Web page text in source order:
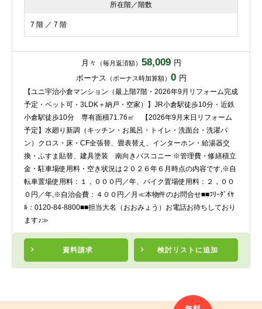
所在階／階数
7 階 ／ 7 階
月々 （毎月返済額） 58,009 円
ボーナス （ボーナス時加算額） 0 円
資料請求 検討リスト に追加
【ユニ宇治小倉マンション（最上階7階・2026年9月リフォーム完成
予定・ペット可・3LDK＋納戸・空家）】JR小倉駅徒歩10分・近鉄
小倉駅徒歩10分 専有面積71.76㎡ 【2026年9月末日リフォーム
予定】水廻り新調（キッチン・お風呂・トイレ・洗面台・洗濯パ
ン）クロス・床・CF全張替、畳表替え、インターホン・給湯器交
換・ふすま貼替、建具塗装 南向きバスコニー ※管理費・修繕積立
金・駐車場使用料・空き状況は２０２６年６月時点の内容です,※自
転車置場使用料：１，０００円／年、バイク置場使用料：２，００
０円／年,※自治会費：４００円／月≪本物件のお問合せ■■ﾌﾘｰﾀﾞｲﾔ
ﾙ：0120-84-8800■■担当大名（おおみょう）お電話お待ちしており
ます♪≫